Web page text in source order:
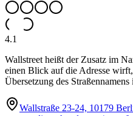
4.1
Wallstreet heißt der Zusatz im
einen Blick auf die Adresse
Übersetzung des Straßennamens
Wallstraße 23-24, 10179